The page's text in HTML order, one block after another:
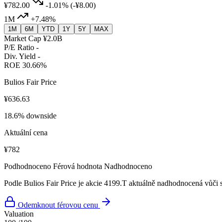
¥782.00 -1.01% (-¥8.00)
1M
+7.48%
1M 6M YTD 1Y 5Y MAX
Market Cap ¥2.0B
P/E Ratio -
Div. Yield -
ROE 30.66%
Bulios Fair Price
¥636.63
18.6% downside
Aktuální cena
¥782
Podhodnoceno Férová hodnota Nadhodnoceno
Podle Bulios Fair Price je akcie 4199.T aktuálně nadhodnocená vůči
Odemknout férovou cenu
Valuation